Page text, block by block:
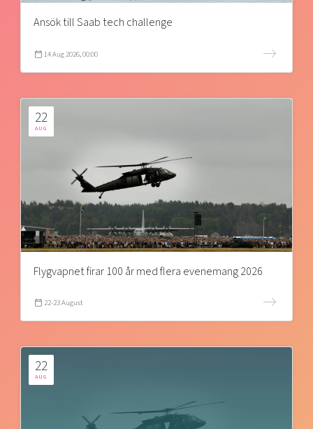
Ansök till Saab tech challenge
14 Aug 2026, 00:00
22
AUG
Flygvapnet firar 100 år med flera evenemang 2026
22-23 August
22
AUG